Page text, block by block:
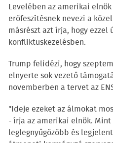
Levelében az amerikai
erőfeszítésnek nevezi a
másrészt azt írja, hogy
konfliktuskezelésben.
Trump felidézi, hogy
elnyerte sok vezető
novemberben a tervet az
"Ideje ezeket az álmokat
- írja az amerikai elnök.
leglegnyűgözőbb és